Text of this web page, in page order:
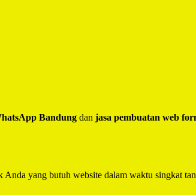
Bandung dan jasa pembuatan web
Anda yang butuh website dalam waktu singkat